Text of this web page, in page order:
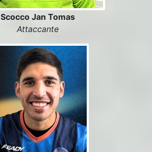
Scocco Jan Tomas
Attaccante